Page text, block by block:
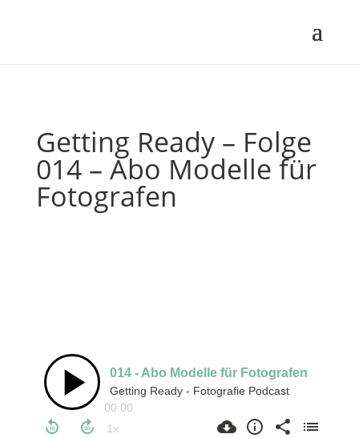
Getting Ready – Folge
014 – Abo Modelle für
Fotografen